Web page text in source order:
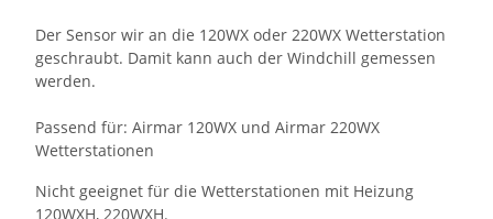
Der Sensor wir an die 120WX oder 220WX Wetterstation
geschraubt. Damit kann auch der Windchill gemessen
werden.
Passend für: Airmar 120WX und Airmar 220WX
Wetterstationen
Nicht geeignet für die Wetterstationen mit Heizung
120WXH, 220WXH.